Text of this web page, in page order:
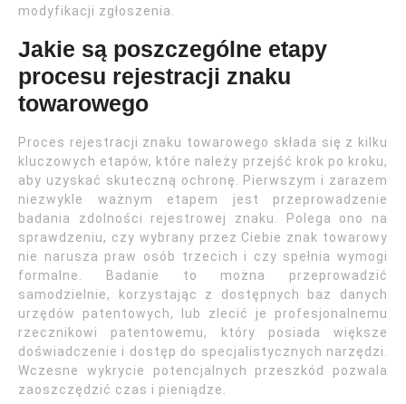
modyfikacji zgłoszenia.
Jakie są poszczególne etapy
procesu rejestracji znaku
towarowego
Proces rejestracji znaku towarowego składa się z kilku
kluczowych etapów, które należy przejść krok po kroku,
aby uzyskać skuteczną ochronę. Pierwszym i zarazem
niezwykle ważnym etapem jest przeprowadzenie
badania zdolności rejestrowej znaku. Polega ono na
sprawdzeniu, czy wybrany przez Ciebie znak towarowy
nie narusza praw osób trzecich i czy spełnia wymogi
formalne. Badanie to można przeprowadzić
samodzielnie, korzystając z dostępnych baz danych
urzędów patentowych, lub zlecić je profesjonalnemu
rzecznikowi patentowemu, który posiada większe
doświadczenie i dostęp do specjalistycznych narzędzi.
Wczesne wykrycie potencjalnych przeszkód pozwala
zaoszczędzić czas i pieniądze.